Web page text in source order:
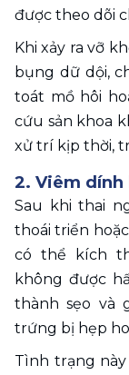
được theo dõi
Khi xảy ra vỡ
bụng dữ dội,
toát mồ hôi
cứu sản khoa
xử trí kịp thời,
2. Viêm
Sau khi thai
thoái triển
có thể kích
không được
thành sẹo và
trứng bị hẹp
Tình trạng